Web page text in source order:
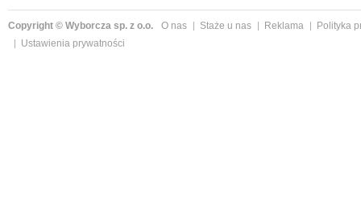
Copyright © Wyborcza sp. z o.o. O nas Staże u nas Reklama
Polityka
Ustawienia prywatności